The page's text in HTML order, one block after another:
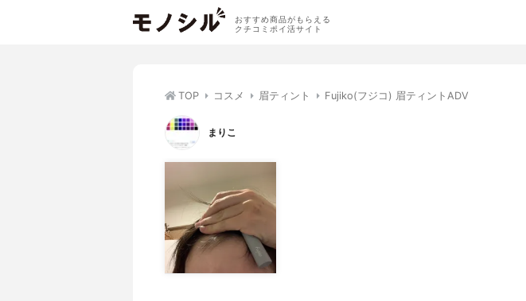
おすすめ商品がもらえる
クチコミポイ活サイト
TOP コスメ 眉ティント Fujiko(フジコ) 眉ティントADV
まりこ